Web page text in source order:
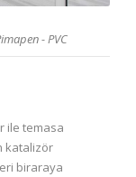
- PVC
ile temasa
katalizör
biraraya